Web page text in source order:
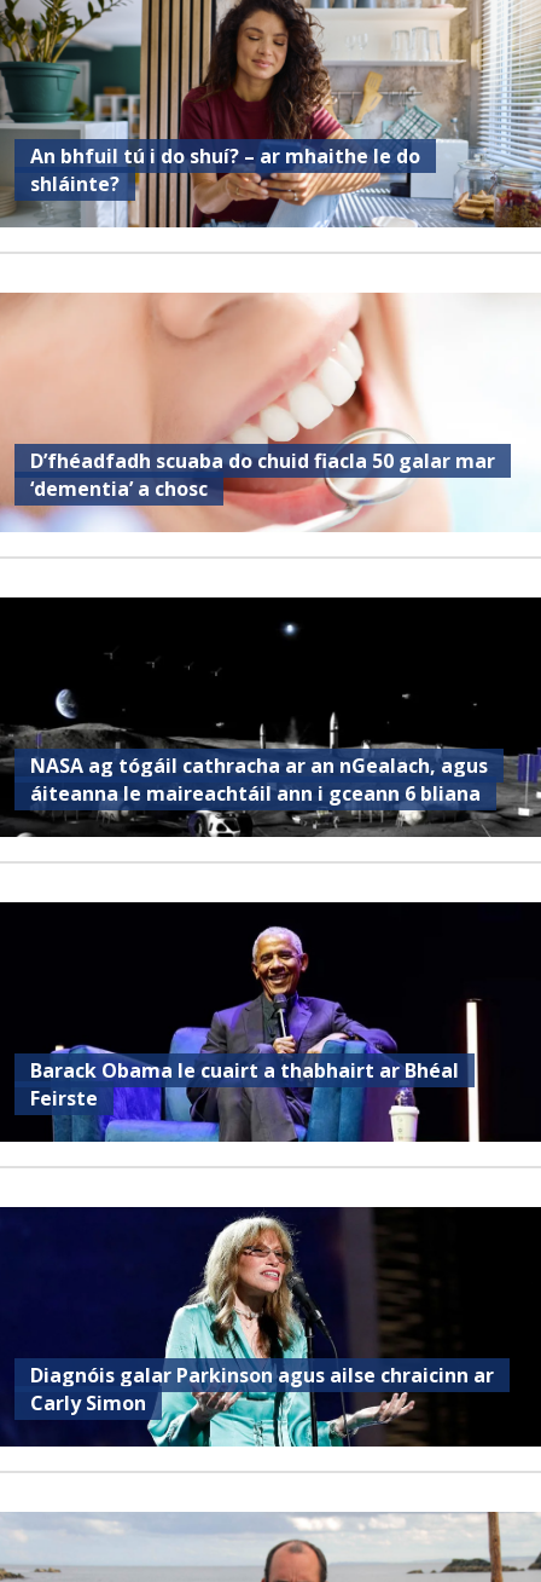
An bhfuil tú i do shuí? – ar mhaithe le do
shláinte?
D’fhéadfadh scuaba do chuid fiacla 50 galar mar
‘dementia’ a chosc
NASA ag tógáil cathracha ar an nGealach, agus
áiteanna le maireachtáil ann i gceann 6 bliana
Barack Obama le cuairt a thabhairt ar Bhéal
Feirste
Diagnóis galar Parkinson agus ailse chraicinn ar
Carly Simon